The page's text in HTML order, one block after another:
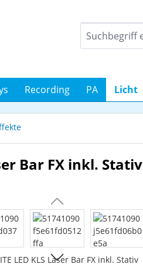
Recording PA Licht
Bar FX inkl. Stativ